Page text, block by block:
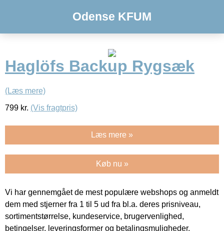
Odense KFUM
Haglöfs Backup Rygsæk
(Læs mere)
799 kr. (Vis fragtpris)
Læs mere »
Køb nu »
Vi har gennemgået de mest populære webshops og anmeldt
dem med stjerner fra 1 til 5 ud fra bl.a. deres prisniveau,
sortimentstørrelse, kundeservice, brugervenlighed,
betingelser, leveringsformer og betalingsmuligheder.